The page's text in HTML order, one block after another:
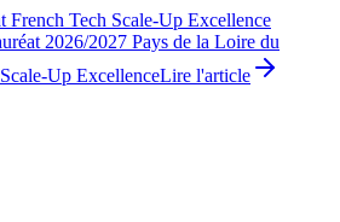
French Tech Scale-Up Excellence
2026/2027 Pays de la Loire du
Up ExcellenceLire l'article